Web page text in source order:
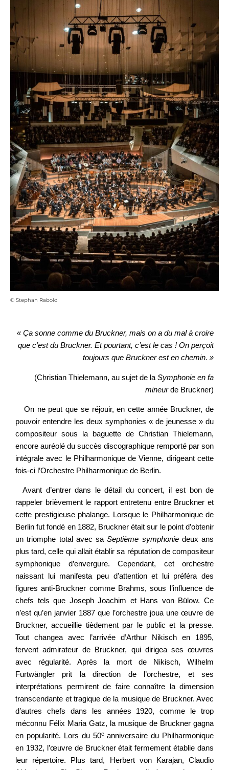
© Stephan Rabold
« Ça sonne comme du Bruckner, mais on a du mal à croire
que c’est du Bruckner. Et pourtant, c’est le cas ! On perçoit
toujours que Bruckner est en chemin. »
(Christian Thielemann, au sujet de la Symphonie en fa
mineurde Bruckner)
On ne peut que se réjouir, en cette année Bruckner, de
pouvoir entendre les deux symphonies « de jeunesse » du
compositeur sous la baguette de Christian Thielemann,
encore auréolé du succès discographique remporté par son
intégrale avec le Philharmonique de Vienne, dirigeant cette
fois-ci l’Orchestre Philharmonique de Berlin.
Avant d’entrer dans le détail du concert, il est bon de
rappeler brièvement le rapport entretenu entre Bruckner et
cette prestigieuse phalange. Lorsque le Philharmonique de
Berlin fut fondé en 1882, Bruckner était sur le point d’obtenir
un triomphe total avec saSeptième symphoniedeux ans
plus tard, celle qui allait établir sa réputation de compositeur
symphonique d’envergure. Cependant, cet orchestre
naissant lui manifesta peu d’attention et lui préféra des
figures anti-Bruckner comme Brahms, sous l’influence de
chefs tels que Joseph Joachim et Hans von Bülow. Ce
n’est qu’en janvier 1887 que l’orchestre joua une œuvre de
Bruckner, accueillie tièdement par le public et la presse.
Tout changea avec l’arrivée d’Arthur Nikisch en 1895,
fervent admirateur de Bruckner, qui dirigea ses œuvres
avec régularité. Après la mort de Nikisch, Wilhelm
Furtwängler prit la direction de l’orchestre, et ses
interprétations permirent de faire connaître la dimension
transcendante et tragique de la musique de Bruckner. Avec
d’autres chefs dans les années 1920, comme le trop
méconnu Félix Maria Gatz, la musique de Bruckner gagna
en popularité. Lors du 50e anniversaire du Philharmonique
en 1932, l’œuvre de Bruckner était fermement établie dans
leur répertoire. Plus tard, Herbert von Karajan, Claudio